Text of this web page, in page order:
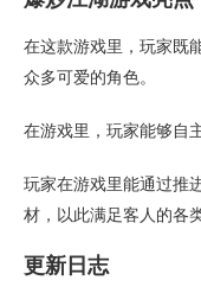
在这款游戏里，玩家既
众多可爱的角色。
在游戏里，玩家能够自
玩家在游戏里能通过推
材，以此满足客人的各
更新日志